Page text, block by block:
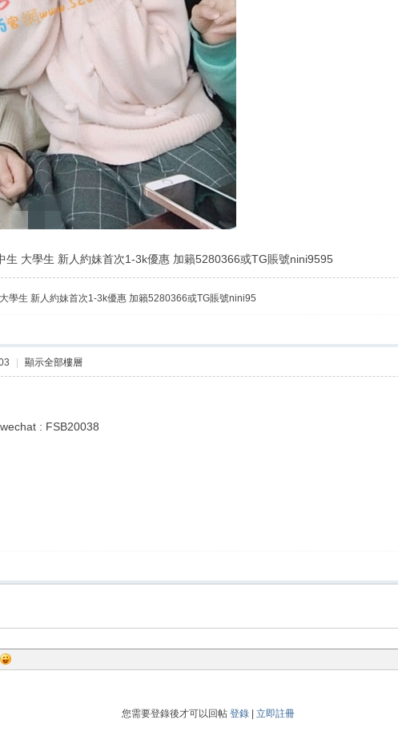
生 大學生 新人約妹首次1-3k優惠 加籟5280366或TG賬號nini9595
學生 新人約妹首次1-3k優惠 加籟5280366或TG賬號nini95
顯示全部樓層
: FSB20038
您需要登錄後才可以回帖 登錄| 立即註冊